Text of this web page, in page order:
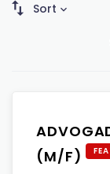
Sort
(M/F)